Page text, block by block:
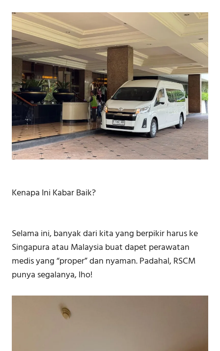
Kenapa Ini Kabar Baik?
Selama ini, banyak dari kita yang berpikir harus ke
Singapura atau Malaysia buat dapet perawatan
medis yang “proper” dan nyaman. Padahal, RSCM
punya segalanya, lho!